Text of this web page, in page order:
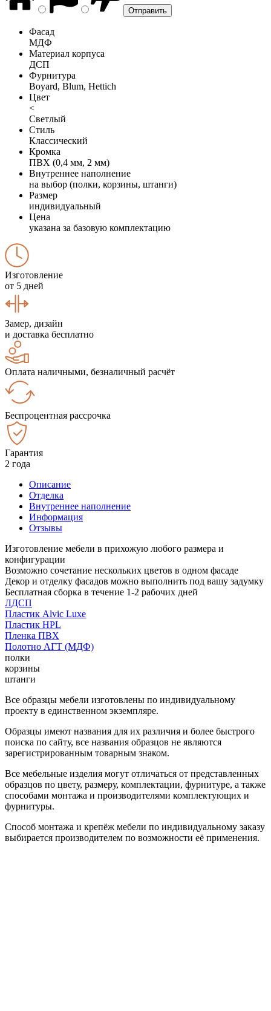
Фасад
МДФ
Материал корпуса
ДСП
Фурнитура
Boyard, Blum, Hettich
Цвет
<
Светлый
Стиль
Классический
Кромка
ПВХ (0,4 мм, 2 мм)
Внутреннее наполнение
на выбор (полки, корзины, штанги)
Размер
индивидуальный
Цена
указана за базовую комплектацию
Изготовление
от 5 дней
Замер, дизайн
и доставка бесплатно
Оплата наличными, безналичный расчёт
Беспроцентная рассрочка
Гарантия
2 года
Описание
Отделка
Внутреннее наполнение
Информация
Отзывы
Изготовление мебели в прихожую любого размера и
конфигурации
Возможно сочетание нескольких цветов в одном фасаде
Декор и отделку фасадов можно выполнить под вашу задумку
Бесплатная сборка в течение 1-2 рабочих дней
ЛДСП
Пластик Alvic Luxe
Пластик HPL
Пленка ПВХ
Полотно АГТ (МДФ)
полки
корзины
штанги
Все образцы мебели изготовлены по индивидуальному
проекту в единственном экземпляре.
Образцы имеют названия для их различия и более быстрого
поиска по сайту, все названия образцов не являются
зарегистрированным товарным знаком.
Все мебельные изделия могут отличаться от представленных
образцов по цвету, размеру, комплектации, фурнитуре, а также
способами монтажа и производителями комплектующих и
фурнитуры.
Способ монтажа и крепёж мебели по индивидуальному заказу
выбирается производителем по возможности её применения.